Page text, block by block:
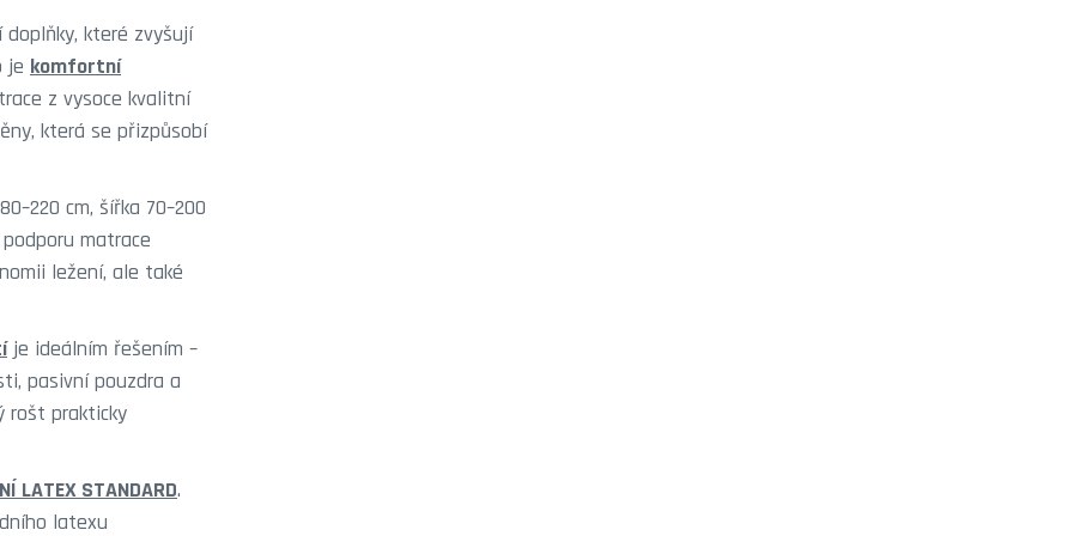
které zvyšují
je komfortní
z vysoce kvalitní
která se přizpůsobí
cm, šířka 70–200
matrace
ležení, ale také
je ideálním řešením –
pasivní pouzdra a
rošt prakticky
LATEX STANDARD.
latexu